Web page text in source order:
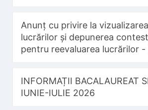
Anunț cu privire la vizualizarea
lucrărilor și depunerea
pentru reevaluarea lucrărilor -
INFORMAȚII BACALAUREAT
IUNIE-IULIE 2026